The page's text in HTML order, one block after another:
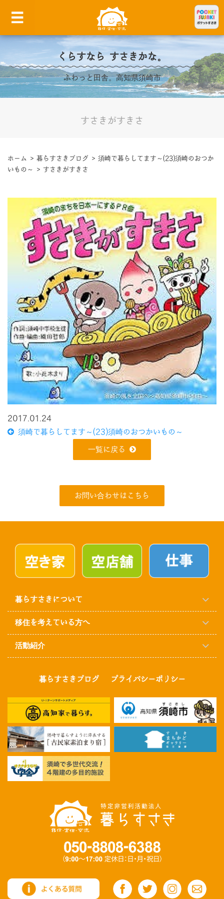
くらすなら すさきかな。
ふわっと田舎。高知県須崎市
すさきがすきさ
ホーム > 暮らすさきブログ > 須崎で暮らしてます～(23)須崎のおつか
いもの～
> すさきがすきさ
2017.01.24
須崎で暮らしてます～(23)須崎のおつかいもの～
一覧に戻る
お問い合わせはこちら
暮らすさきについて
移住を考えている方へ
活動紹介
暮らすさきブログ プライバシーポリシー